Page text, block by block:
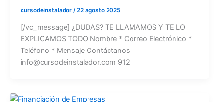
cursodeinstalador /22 agosto 2025
[/vc_message] ¿DUDAS? TE LLAMAMOS Y TE LO
EXPLICAMOS TODO Nombre * Correo Electrónico *
Teléfono * Mensaje Contáctanos:
info@cursodeinstalador.com 912